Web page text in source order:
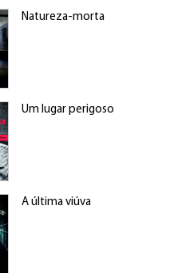
Natureza-morta
Um lugar perigoso
A última viúva